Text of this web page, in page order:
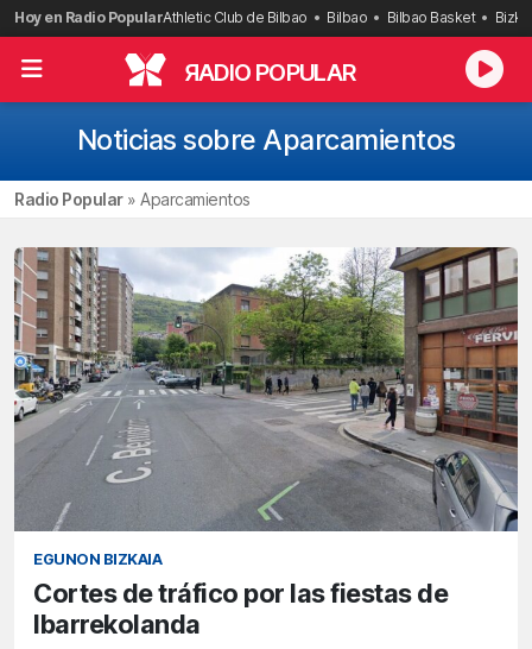
Saltar
al
contenido
Hoy en Radio PopularAthletic Club de Bilbao Bilbao Bilbao Basket
RADIO POPULAR
Noticias sobre Aparcamientos
Radio Popular» Aparcamientos
EGUNON BIZKAIA
Cortes de tráfico por las fiestas de
Ibarrekolanda